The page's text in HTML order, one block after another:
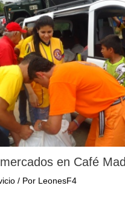
en Café
/ Por LeonesF4